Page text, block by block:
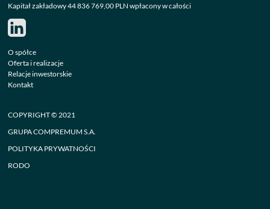
Kapitał zakładowy 44 836 769,00 PLN wpłacony w całości
O spółce
Oferta i realizacje
Relacje inwestorskie
Kontakt
COPYRIGHT © 2021
GRUPA COMPREMUM S.A.
POLITYKA PRYWATNOŚCI
RODO